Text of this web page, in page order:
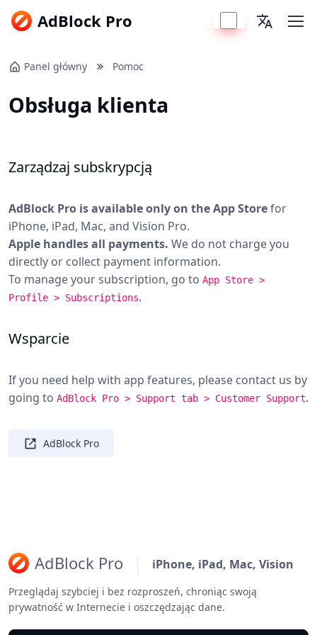
AdBlock Pro
Panel główny Pomoc
Obsługa klienta
Zarządzaj subskrypcją
AdBlock Pro is available only on the App Storefor
iPhone, iPad, Mac, and Vision Pro.
Apple handles all payments. We do not charge you
directly or collect payment information.
To manage your subscription, go to App Store >
Profile > Subscriptions.
Wsparcie
If you need help with app features, please contact us by
going to AdBlock Pro > Support tab > Customer Support.
AdBlock Pro
AdBlock Pro iPhone, iPad, Mac, Vision
Przeglądaj szybciej i bez rozproszeń, chroniąc swoją
prywatność w Internecie i oszczędzając dane.